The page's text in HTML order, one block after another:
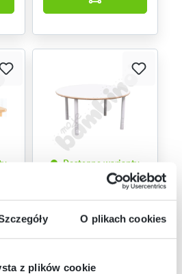
O plikach cookies
z plików cookie
Dostępne warianty
Blat Flexi okrągły